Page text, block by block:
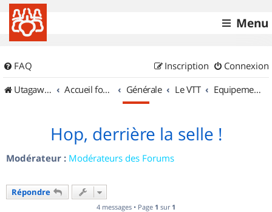
Menu
FAQ Connexion
Inscription
UtagawaVTT (Randos VTT et VTTAE avec traces GPS)
Accueil forum Générale Le VTT Equipements et Accessoires
Hop, derrière la selle !
Modérateur : Modérateurs des Forums
Répondre
4 messages • Page 1 sur 1